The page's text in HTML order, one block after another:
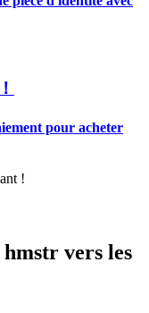
pour acheter
!
vers les